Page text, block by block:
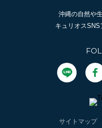
沖縄の自然や
キュリオスSNS
サイトマップ